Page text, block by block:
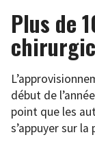
Plus de
début de
point que les
s’appuyer sur